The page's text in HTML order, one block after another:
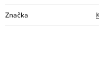
Značka